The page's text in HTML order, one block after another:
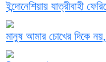
ইন্দোনেশিয়ায় যাত্রীবাহী
মানুষ আমার চোখের দিকে